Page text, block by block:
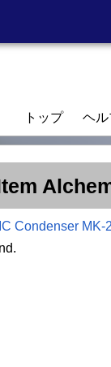
トップ ヘル
Condenser MK-2